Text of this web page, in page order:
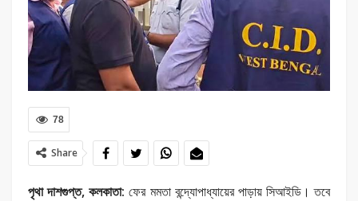
78
Share
পৃথা দাশগুপ্ত, কলকাতা: ফের মমতা বন্দ্যোপাধ্যায়ের পাড়ায় সিআইডি। তবে